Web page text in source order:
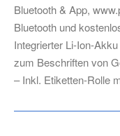
Bluetooth & App,
Bluetooth und
Integrierter Li-Ion-
zum Beschriften von
– Inkl. Etiketten-Rolle